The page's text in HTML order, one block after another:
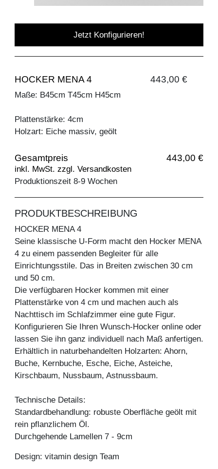
Jetzt Konfigurieren!
HOCKER MENA 4 443,00 €
Maße: B45cm T45cm H45cm
Plattenstärke: 4cm
Holzart: Eiche massiv, geölt
Gesamtpreis 443,00 €
inkl. MwSt. zzgl. Versandkosten
Produktionszeit 8-9 Wochen
PRODUKTBESCHREIBUNG
HOCKER MENA 4
Seine klassische U-Form macht den Hocker MENA
4 zu einem passenden Begleiter für alle
Einrichtungsstile. Das in Breiten zwischen 30 cm
und 50 cm.
Die verfügbaren Hocker kommen mit einer
Plattenstärke von 4 cm und machen auch als
Nachttisch im Schlafzimmer eine gute Figur.
Konfigurieren Sie Ihren Wunsch-Hocker online oder
lassen Sie ihn ganz individuell nach Maß anfertigen.
Erhältlich in naturbehandelten Holzarten: Ahorn,
Buche, Kernbuche, Esche, Eiche, Asteiche,
Kirschbaum, Nussbaum, Astnussbaum.
Technische Details:
Standardbehandlung: robuste Oberfläche geölt mit
rein pflanzlichem Öl.
Durchgehende Lamellen 7 - 9cm
Design: vitamin design Team